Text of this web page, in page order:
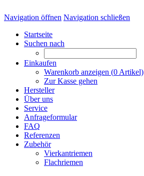
Navigation öffnen Navigation schließen
Startseite
Suchen nach
Einkaufen
Warenkorb anzeigen (0 Artikel)
Zur Kasse gehen
Hersteller
Über uns
Service
Anfrageformular
FAQ
Referenzen
Zubehör
Vierkantriemen
Flachriemen